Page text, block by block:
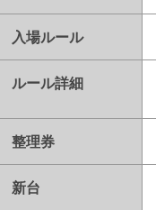
入場ルール
ルール詳細
整理券
新台